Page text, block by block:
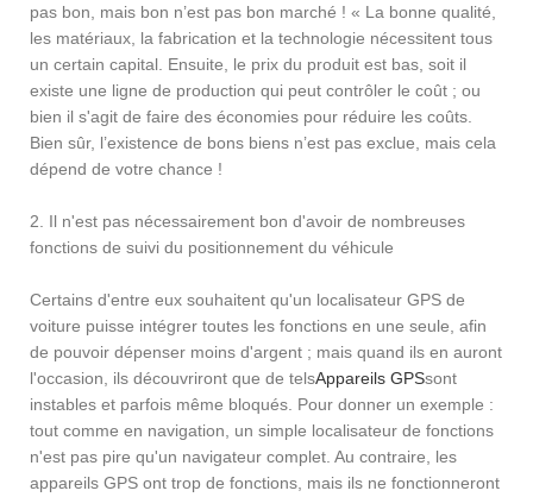
pas bon, mais bon n’est pas bon marché ! « La bonne qualité,
les matériaux, la fabrication et la technologie nécessitent tous
un certain capital. Ensuite, le prix du produit est bas, soit il
existe une ligne de production qui peut contrôler le coût ; ou
bien il s'agit de faire des économies pour réduire les coûts.
Bien sûr, l’existence de bons biens n’est pas exclue, mais cela
dépend de votre chance !
2. Il n'est pas nécessairement bon d'avoir de nombreuses
fonctions de suivi du positionnement du véhicule
Certains d'entre eux souhaitent qu'un localisateur GPS de
voiture puisse intégrer toutes les fonctions en une seule, afin
de pouvoir dépenser moins d'argent ; mais quand ils en auront
l'occasion, ils découvriront que de telsAppareils GPSsont
instables et parfois même bloqués. Pour donner un exemple :
tout comme en navigation, un simple localisateur de fonctions
n'est pas pire qu'un navigateur complet. Au contraire, les
appareils GPS ont trop de fonctions, mais ils ne fonctionneront